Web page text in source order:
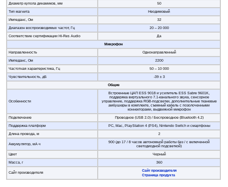
Диаметр купола динамиков, мм
50
Тип магнита
Неодимовый
Импеданс, Ом
32
Диапазон воспроизводимых частот, Гц
20 – 20 000
Соответствие сертификации Hi-Res Audio
Да
Микрофон
Направленность
Однонаправленный
Импеданс, Ом
2200
Частотная характеристика, Гц
50 – 10 000
Чувствительность, дБ
-39 ± 3
Общие
Особенности
Встроенные ЦАП ESS 9018 и усилитель ESS Sabre 9601K,
поддержка виртуального 7.1-канального звука, сенсорное
управление, поддержка RGB-подсветки, дополнительные тканевые
амбушюры в комплекте, съемный кабель с позолоченными
коннекторами, выдвижной микрофон
Подключение
Проводное (USB 2.0) / Беспроводное (Bluetooth 4.2)
Поддержка платформ
PC, Mac, PlayStation 4 (PS4), Nintendo Switch и смартфоны
Длина провода, м
2
Аккумулятор, мА·ч
900 (до 17 / 8 часов автономной работы без / с включенной
светодиодной подсветкой)
Цвет
Черный
Масса, г
360
Сайт производителя
Сайт производителя
Страница продукта